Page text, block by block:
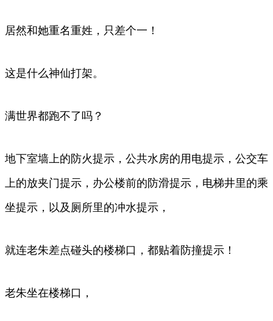
居然和她重名重姓，只差个一！
这是什么神仙打架。
满世界都跑不了吗？
地下室墙上的防火提示，公共水房的用电提示，公交车
上的放夹门提示，办公楼前的防滑提示，电梯井里的乘
坐提示，以及厕所里的冲水提示，
就连老朱差点碰头的楼梯口，都贴着防撞提示！
老朱坐在楼梯口，